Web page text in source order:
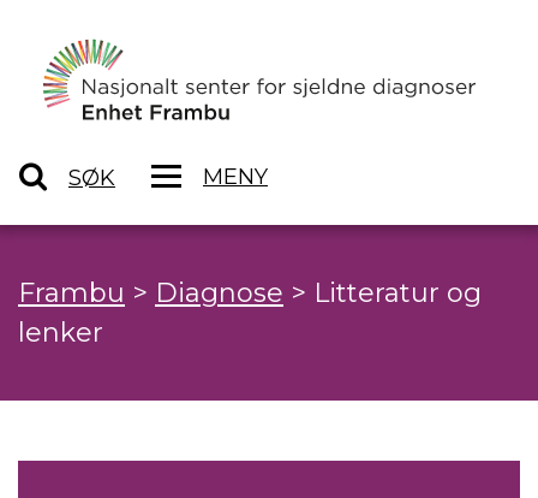
SØK MENY
Frambu > Diagnose > Litteratur og
lenker